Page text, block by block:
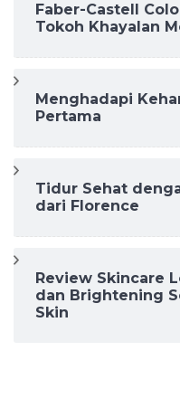
Faber-Castell
Tokoh Khayalan
Menghadapi
Pertama
Tidur Sehat
dari Florence
Review Skincare
dan Brightening
Skin